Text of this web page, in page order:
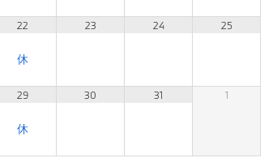
22 23 24 25
29 30 31 1